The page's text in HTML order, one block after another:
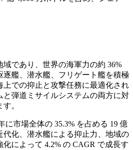
であり、世界の海軍力の約 36%
逐艦、潜水艦、フリゲート艦を積極
上での抑止と攻撃任務に最適化され
と弾道ミサイルシステムの両方に対
。
に市場全体の 35.3% を占める 19 億
代化、潜水艦による抑止力、地域の
によって 4.2% の CAGR で成長す